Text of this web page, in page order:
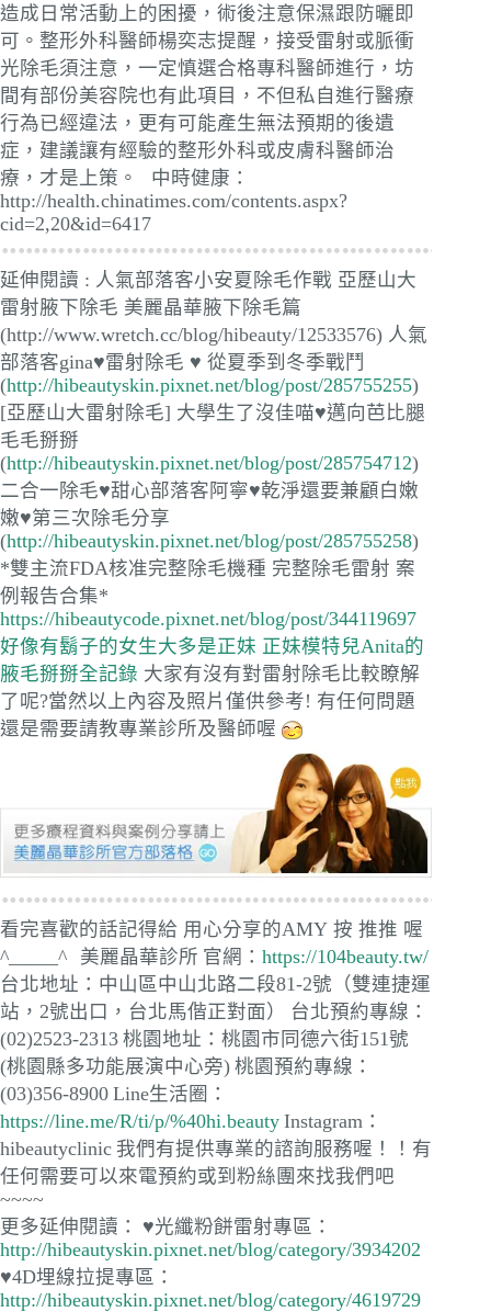
造成日常活動上的困擾，術後注意保濕跟防曬即
可。整形外科醫師楊奕志提醒，接受雷射或脈衝
光除毛須注意，一定慎選合格專科醫師進行，坊
間有部份美容院也有此項目，不但私自進行醫療
行為已經違法，更有可能產生無法預期的後遺
症，建議讓有經驗的整形外科或皮膚科醫師治
療，才是上策。
中時健康：
http://health.chinatimes.com/contents.aspx?
cid=2,20&id=6417
延伸閱讀 : 人氣部落客小安夏除毛作戰 亞歷山大
雷射腋下除毛 美麗晶華腋下除毛篇
(http://www.wretch.cc/blog/hibeauty/12533576) 人氣
部落客gina♥雷射除毛 ♥ 從夏季到冬季戰鬥
(http://hibeautyskin.pixnet.net/blog/post/285755255)
[亞歷山大雷射除毛] 大學生了沒佳喵♥邁向芭比腿
毛毛掰掰
(http://hibeautyskin.pixnet.net/blog/post/285754712)
二合一除毛♥甜心部落客阿寧♥乾淨還要兼顧白嫩
嫩♥第三次除毛分享
(http://hibeautyskin.pixnet.net/blog/post/285755258)
*雙主流FDA核准完整除毛機種 完整除毛雷射 案
例報告合集*
https://hibeautycode.pixnet.net/blog/post/344119697
好像有鬍子的女生大多是正妹 正妹模特兒Anita的
腋毛掰掰全記錄 大家有沒有對雷射除毛比較瞭解
了呢?當然以上內容及照片僅供參考! 有任何問題
還是需要請教專業診所及醫師喔
看完喜歡的話記得給 用心分享的AMY 按 推推 喔
^_____^
美麗晶華診所 官網： https://104beauty.tw/
台北地址：中山區中山北路二段81-2號（雙連捷運
站，2號出口，台北馬偕正對面）
台北預約專線：
(02)2523-2313 桃園地址：桃園市同德六街151號
(桃園縣多功能展演中心旁) 桃園預約專線：
(03)356-8900 Line生活圈：
https://line.me/R/ti/p/%40hi.beauty Instagram：
hibeautyclinic 我們有提供專業的諮詢服務喔！！有
任何需要可以來電預約或到粉絲團來找我們吧
~~~~
更多延伸閱讀：
♥光纖粉餅雷射專區：
http://hibeautyskin.pixnet.net/blog/category/3934202
♥4D埋線拉提專區：
http://hibeautyskin.pixnet.net/blog/category/4619729